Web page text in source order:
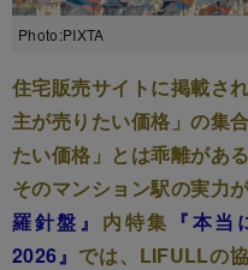
Photo:PIXTA
住宅販売サイトに掲載さ
主が売りたい価格」の集
たい価格」とは乖離があ
そのマンション駅の実力
羅針盤』 内特集 『本
2026』 では、LIFULLの